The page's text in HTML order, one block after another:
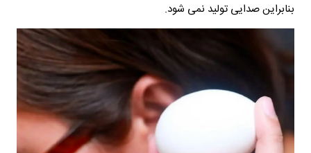
بنابراین صدایی تولید نمی‌ شود.